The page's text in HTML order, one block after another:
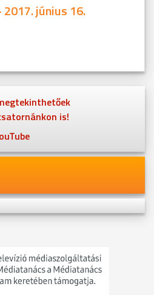
június 16.
is!